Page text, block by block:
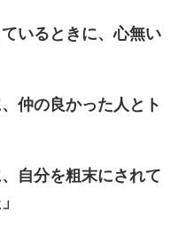
いるときに、心無い
仲の良かった人とト
自分を粗末にされて